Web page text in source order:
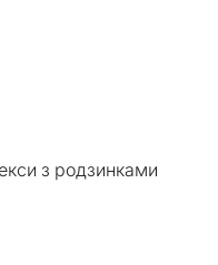
з родзинками